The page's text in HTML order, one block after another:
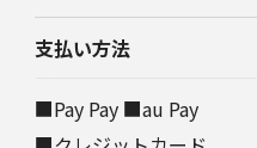
支払い方法
■Pay Pay ■au Pay